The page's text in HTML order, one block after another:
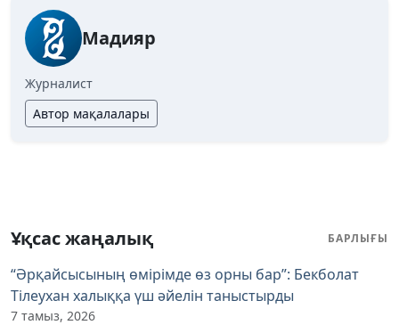
Мадияр
Журналист
Автор мақалалары
Ұқсас жаңалық БАРЛЫҒЫ
“Әрқайсысының өмірімде өз орны бар”: Бекболат
Тілеухан халыққа үш әйелін таныстырды
7 тамыз, 2026